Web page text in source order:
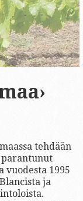
tehdään
parantunut
vuodesta 1995
ja